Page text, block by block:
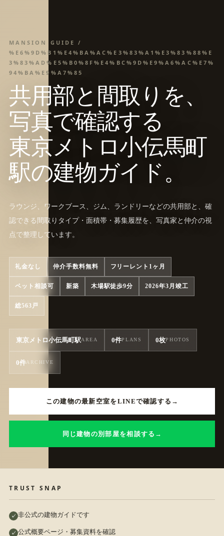
MANSION GUIDE /
%E6%9D%B1%E4%BA%AC%E3%83%A1%E3%83%88%E
3%83%AD%E5%B0%8F%E4%BC%9D%E9%A6%AC%E7%
94%BA%E9%A7%85
共用部と間取りを、
写真で確認する
東京メトロ小伝馬町
駅の建物ガイド。
ラウンジ、ワークブース、ジム、ランドリーなどの共用部と、確
認できる間取りタイプ・面積帯・募集履歴を、写真家と仲介の視
点で整理しています。
礼金なし 仲介手数料無料 フリーレント1ヶ月
ペット相談可 新築 木場駅徒歩9分 2026年3月竣工
総563戸
東京メトロ小伝馬町駅AREA 0件PLANS 0枚PHOTOS
0件ARCHIVE
この建物の最新空室をLINEで確認する
同じ建物の別部屋を相談する
TRUST SNAP
非公式の建物ガイドです
公式概要ページ・募集資料を確認